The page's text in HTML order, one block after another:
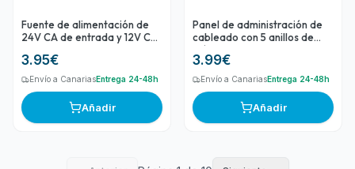
Fuente de alimentación de
24V CA de entrada y 12V CC
3.95€
Envío a CanariasEntrega 24-48h
Añadir
Panel de administración de
cableado con 5 anillos de
plástico
3.99€
Envío a CanariasEntrega 24-48h
Añadir